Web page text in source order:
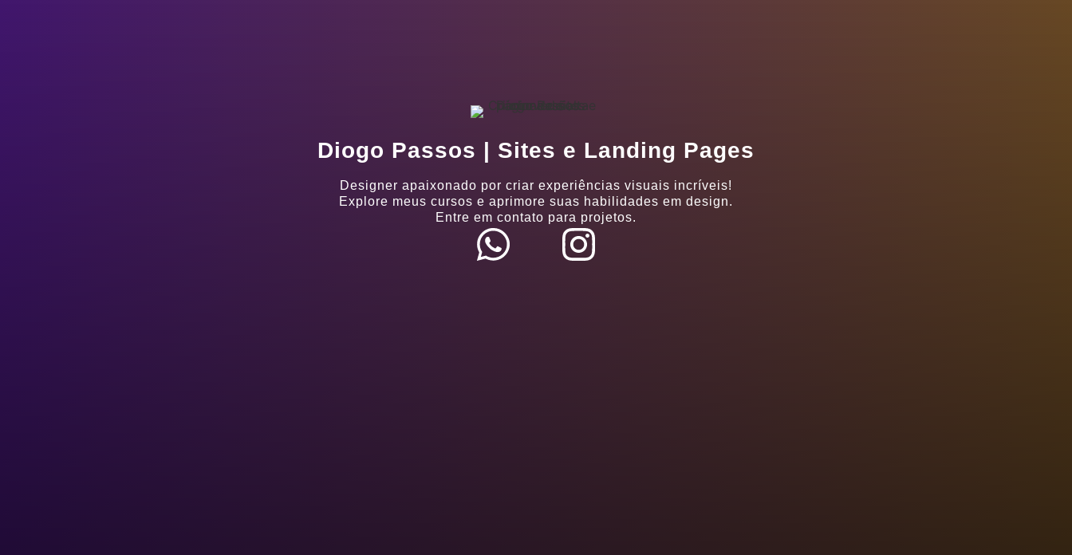
Diogo Passos | Sites e Landing Pages
Designer apaixonado por criar experiências visuais incríveis!
Explore meus cursos e aprimore suas habilidades em design.
Entre em contato para projetos.